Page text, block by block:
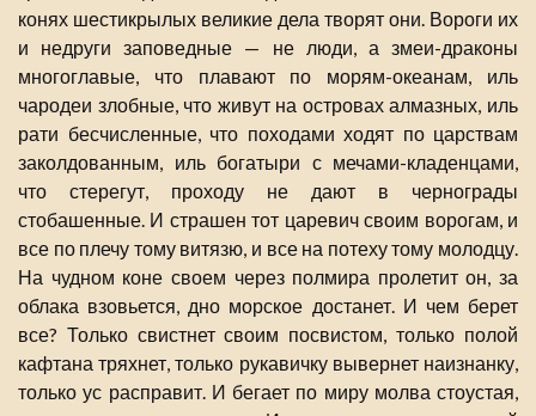
конях шестикрылых великие дела творят они. Вороги их
и недруги заповедные — не люди, а змеи-драконы
многоглавые, что плавают по морям-океанам, иль
чародеи злобные, что живут на островах алмазных, иль
рати бесчисленные, что походами ходят по царствам
заколдованным, иль богатыри с мечами-кладенцами,
что стерегут, проходу не дают в чернограды
стобашенные. И страшен тот царевич своим ворогам, и
все по плечу тому витязю, и все на потеху тому молодцу.
На чудном коне своем через полмира пролетит он, за
облака взовьется, дно морское достанет. И чем берет
все? Только свистнет своим посвистом, только полой
кафтана тряхнет, только рукавичку вывернет наизнанку,
только ус расправит. И бегает по миру молва стоустая,